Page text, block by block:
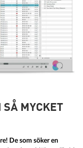
SÅ MYCKET
De som söker en